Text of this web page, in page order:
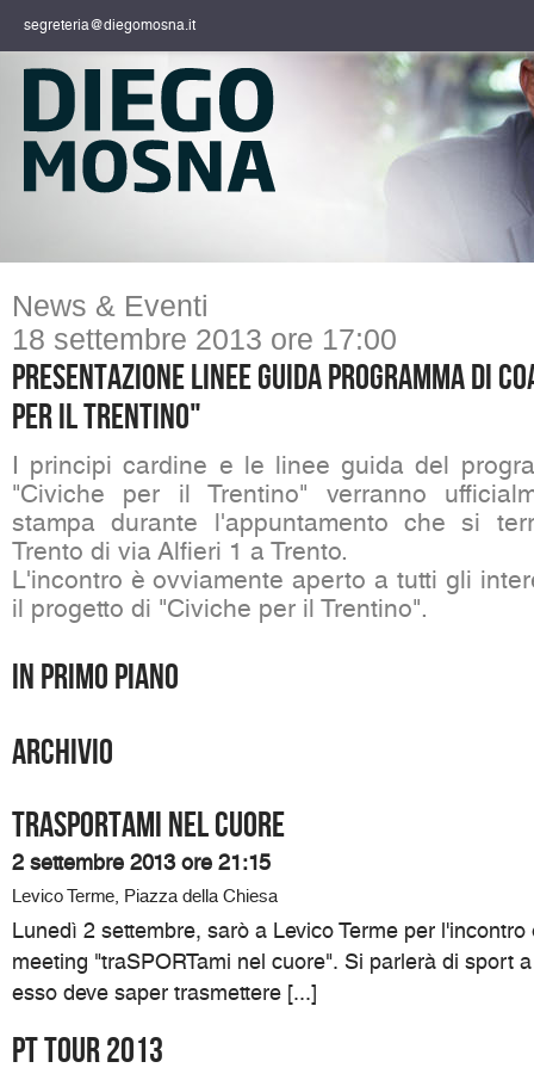
segreteria@diegomosna.it
News & Eventi
18 settembre 2013 ore 17:00
Presentazione linee guida programma di
per il Trentino"
I principi cardine e le linee guida del
"Civiche per il Trentino" verranno
stampa durante l'appuntamento che si
Trento di via Alfieri 1 a Trento.
L'incontro è ovviamente aperto a tutti gli
il progetto di "Civiche per il Trentino".
In primo piano
Archivio
traSPORTami nel cuore
2 settembre 2013 ore 21:15
Levico Terme, Piazza della Chiesa
Lunedì 2 settembre, sarò a Levico Terme per
meeting "traSPORTami nel cuore". Si parlerà di sport
esso deve saper trasmettere [...]
Pt Tour 2013